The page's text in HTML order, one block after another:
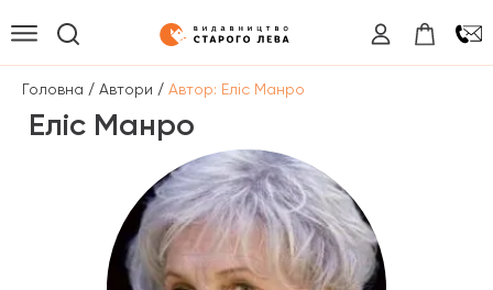
Головна / Автори / Автор: Еліс Манро
Еліс Манро